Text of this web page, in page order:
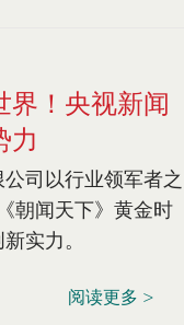
界！央视新闻
力
司以行业领军者之
朝闻天下》黄金时
实力。
阅读更多 >